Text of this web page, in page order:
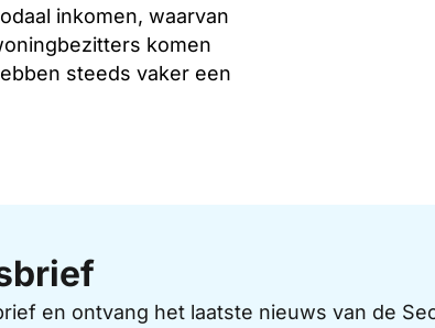
inkomen, waarvan
komen
steeds vaker een
en ontvang het laatste nieuws van de